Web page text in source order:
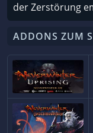
der Zerstörung
ADDONS ZUM